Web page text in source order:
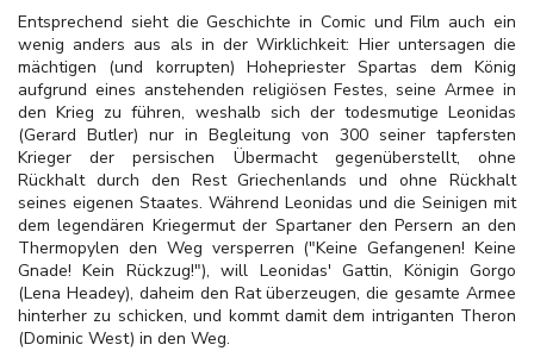
Entsprechend sieht die Geschichte in Comic und Film auch ein
wenig anders aus als in der Wirklichkeit: Hier untersagen die
mächtigen (und korrupten) Hohepriester Spartas dem König
aufgrund eines anstehenden religiösen Festes, seine Armee in
den Krieg zu führen, weshalb sich der todesmutige Leonidas
(Gerard Butler) nur in Begleitung von 300 seiner tapfersten
Krieger der persischen Übermacht gegenüberstellt, ohne
Rückhalt durch den Rest Griechenlands und ohne Rückhalt
seines eigenen Staates. Während Leonidas und die Seinigen mit
dem legendären Kriegermut der Spartaner den Persern an den
Thermopylen den Weg versperren ("Keine Gefangenen! Keine
Gnade! Kein Rückzug!"), will Leonidas' Gattin, Königin Gorgo
(Lena Headey), daheim den Rat überzeugen, die gesamte Armee
hinterher zu schicken, und kommt damit dem intriganten Theron
(Dominic West) in den Weg.